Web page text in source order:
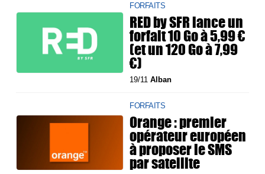
FORFAITS
RED by SFR lance un
forfait 10 Go à 5,99 €
(et un 120 Go à 7,99
€)
19/11Alban
FORFAITS
Orange : premier
opérateur européen
à proposer le SMS
par satellite